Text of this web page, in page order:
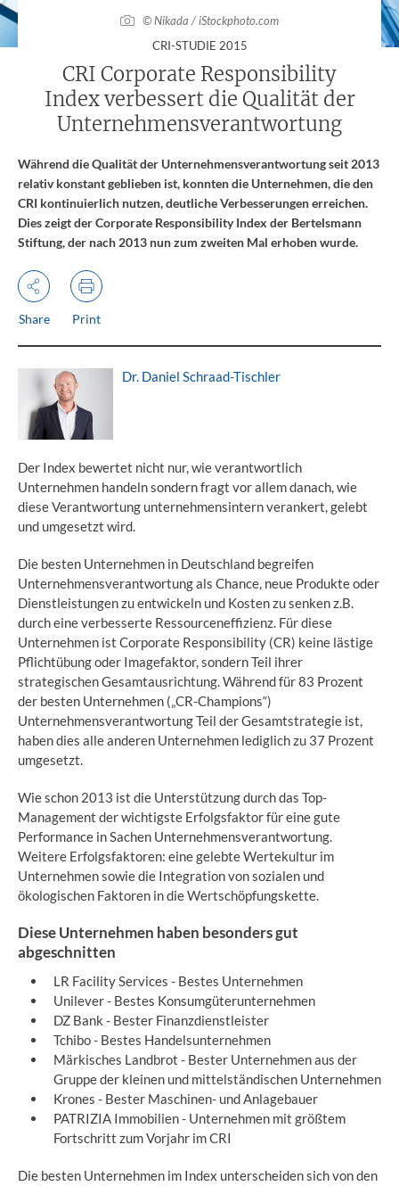
© Nikada / iStockphoto.com
CRI-STUDIE 2015:
CRI Corporate Responsibility
Index verbessert die Qualität der
Unternehmensverantwortung
Während die Qualität der Unternehmensverantwortung seit 2013
relativ konstant geblieben ist, konnten die Unternehmen, die den
CRI kontinuierlich nutzen, deutliche Verbesserungen erreichen.
Dies zeigt der Corporate Responsibility Index der Bertelsmann
Stiftung, der nach 2013 nun zum zweiten Mal erhoben wurde.
Share Print
Dr. Daniel Schraad-Tischler
Der Index bewertet nicht nur, wie verantwortlich
Unternehmen handeln sondern fragt vor allem danach, wie
diese Verantwortung unternehmensintern verankert, gelebt
und umgesetzt wird.
Die besten Unternehmen in Deutschland begreifen
Unternehmensverantwortung als Chance, neue Produkte oder
Dienstleistungen zu entwickeln und Kosten zu senken z.B.
durch eine verbesserte Ressourceneffizienz. Für diese
Unternehmen ist Corporate Responsibility (CR) keine lästige
Pflichtübung oder Imagefaktor, sondern Teil ihrer
strategischen Gesamtausrichtung. Während für 83 Prozent
der besten Unternehmen („CR-Champions“)
Unternehmensverantwortung Teil der Gesamtstrategie ist,
haben dies alle anderen Unternehmen lediglich zu 37 Prozent
umgesetzt.
Wie schon 2013 ist die Unterstützung durch das Top-
Management der wichtigste Erfolgsfaktor für eine gute
Performance in Sachen Unternehmensverantwortung.
Weitere Erfolgsfaktoren: eine gelebte Wertekultur im
Unternehmen sowie die Integration von sozialen und
ökologischen Faktoren in die Wertschöpfungskette.
Diese Unternehmen haben besonders gut
abgeschnitten
LR Facility Services - Bestes Unternehmen
Unilever - Bestes Konsumgüterunternehmen
DZ Bank - Bester Finanzdienstleister
Tchibo - Bestes Handelsunternehmen
Märkisches Landbrot - Bester Unternehmen aus der
Gruppe der kleinen und mittelständischen Unternehmen
Krones - Bester Maschinen- und Anlagebauer
PATRIZIA Immobilien - Unternehmen mit größtem
Fortschritt zum Vorjahr im CRI
Die besten Unternehmen im Index unterscheiden sich von den